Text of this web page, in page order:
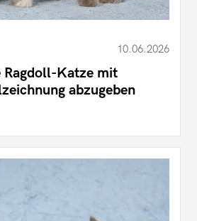
10.06.2026
Ragdoll-Katze mit
abzugeben